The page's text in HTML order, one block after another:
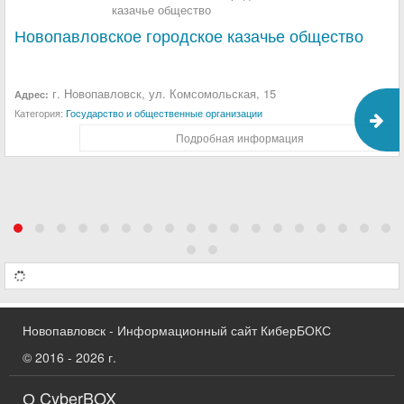
Новопавловское городское казачье общество
Адрес: г. Новопавловск, ул. Комсомольская, 15
Категория: Государство и общественные организации
Подробная информация
Новопавловск - Информационный сайт КиберБОКС
© 2016 - 2026 г.
О CyberBOX